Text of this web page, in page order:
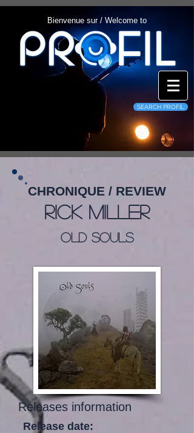
Bienvenue sur / Welcome to
SEARCH PROFIL
CHRONIQUE / REVIEW
Rick Miller
Old Souls
Releases information
Release date: